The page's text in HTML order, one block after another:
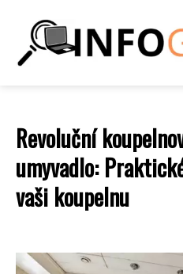
Revoluční
umyvadlo:
vaši koupelnu